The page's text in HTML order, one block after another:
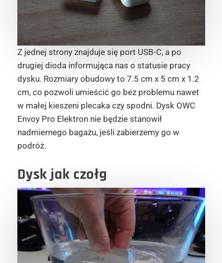
Z jednej strony znajduje się port USB-C, a po
drugiej dioda informująca nas o statusie pracy
dysku. Rozmiary obudowy to 7.5 cm x 5 cm x 1.2
cm, co pozwoli umieścić go bez problemu nawet
w małej kieszeni plecaka czy spodni. Dysk OWC
Envoy Pro Elektron nie będzie stanowił
nadmiernego bagażu, jeśli zabierzemy go w
podróż.
Dysk jak czołg